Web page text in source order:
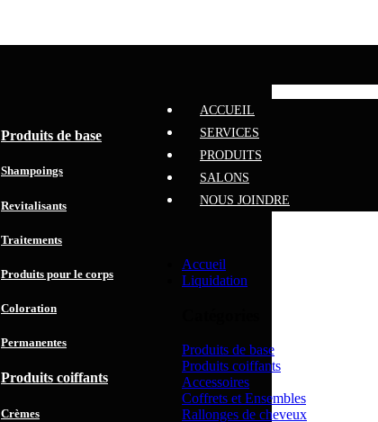
Produits de base
Shampoings
Revitalisants
Traitements
Produits pour le corps
Coloration
Permanentes
Produits coiffants
Crèmes
ACCUEIL
SERVICES
PRODUITS
SALONS
NOUS JOINDRE
Accueil
Liquidation
Produits de base
Produits coiffants
Accessoires
Coffrets et Ensembles
Rallonges de cheveux